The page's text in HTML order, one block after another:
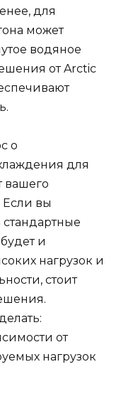
для
может
водяное
от Arctic
о
для
вашего
Если вы
и
нагрузок и
стоит
от
нагрузок